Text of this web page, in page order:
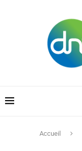
Accueil